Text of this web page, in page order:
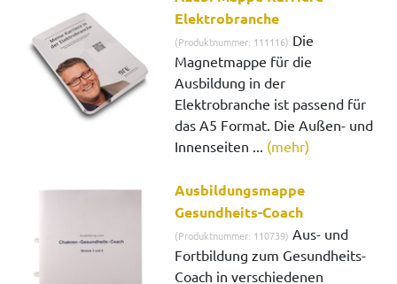
Elektrobranche
(Produktnummer: 111116) Die
Magnetmappe für die
Ausbildung in der
Elektrobranche ist passend für
das A5 Format. Die Außen- und
Innenseiten ... (mehr)
Ausbildungsmappe
Gesundheits-Coach
(Produktnummer: 110739) Aus- und
Fortbildung zum Gesundheits-
Coach in verschiedenen